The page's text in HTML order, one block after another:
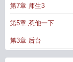
第7章 师生3
第5章 惹他一下
第3章 后台